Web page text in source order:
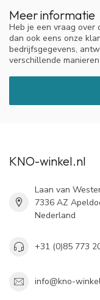
Meer informatie
Heb je een vraag over
dan ook eens onze
bedrijfsgegevens,
verschillende
KNO-winkel.nl
Laan van
7336 AZ
Nederland
+31 (0)85 773
info@kno-